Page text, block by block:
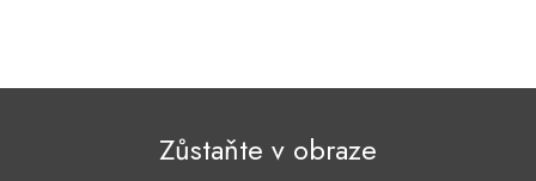
Zůstaňte v obraze